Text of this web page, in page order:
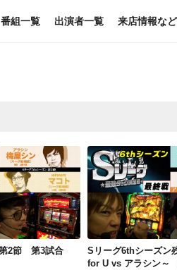
番組一覧 出演者一覧 来店情報など
Sリーグ7thシーズン第2節 第3試合 梅屋シンvsマコト
第2節 第3試合
Sリーグ6thシーズン
for U vs アラシン～